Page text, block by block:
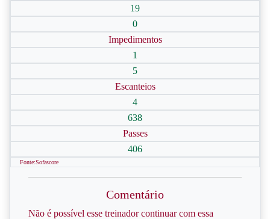
19
0
Impedimentos
1
5
Escanteios
4
638
Passes
406
Fonte:Sofascore
Comentário
Não é possível esse treinador continuar com essa